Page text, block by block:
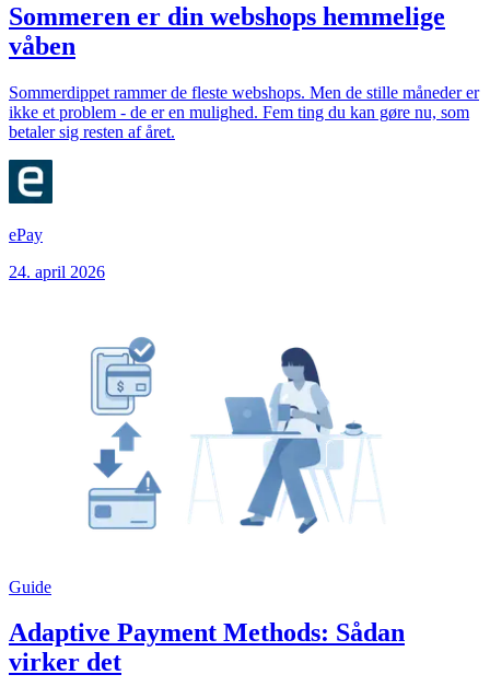
Sommeren er din webshops hemmelige
våben
Sommerdippet rammer de fleste webshops. Men de stille måneder er
ikke et problem - de er en mulighed. Fem ting du kan gøre nu, som
betaler sig resten af året.
ePay
24. april 2026
Guide
Adaptive Payment Methods: Sådan
virker det